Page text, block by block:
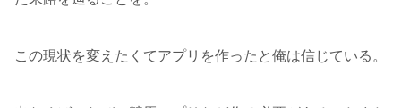
この現状を変えたくてアプリを作ったと俺は信じている。